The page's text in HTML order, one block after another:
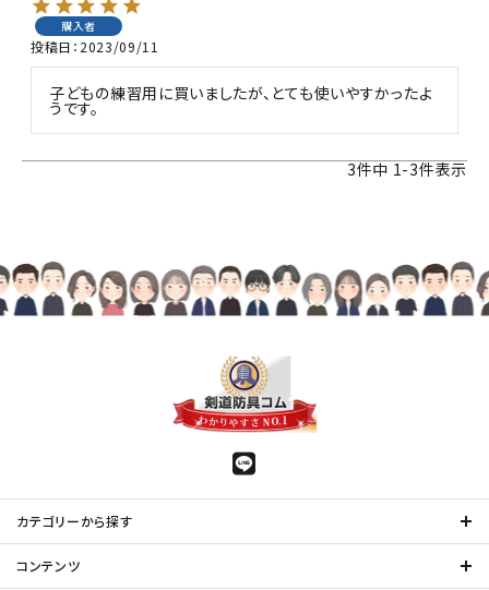
購入者
投稿日 2023/09/11
子どもの練習用に買いましたが、とても使いやすかったよ
うです。
3件中 1-3件表示
カテゴリーから探す
コンテンツ